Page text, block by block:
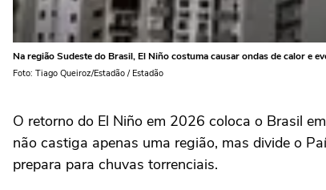
Na região Sudeste do Brasil, El Niño costuma causar ondas de calor e
Foto: Tiago Queiroz/Estadão / Estadão
O retorno do El Niño em 2026 coloca o Brasil
não castiga apenas uma região, mas divide o
prepara para chuvas torrenciais.